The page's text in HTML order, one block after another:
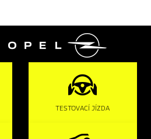

TESTOVACÍ JÍZDA